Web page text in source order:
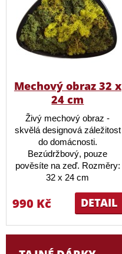
Mechový obraz 32 x
24 cm
Živý mechový obraz -
skvělá designová záležitost
do domácnosti.
Bezúdržbový, pouze
pověsíte na zeď. Rozměry:
32 x 24 cm
DETAIL
990 Kč